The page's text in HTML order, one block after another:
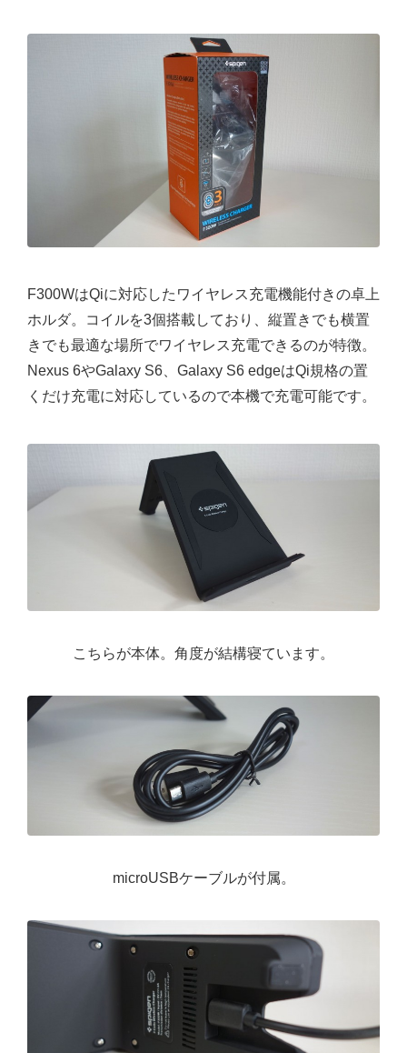
F300WはQiに対応したワイヤレス充電機能付きの卓上
ホルダ。コイルを3個搭載しており、縦置きでも横置
きでも最適な場所でワイヤレス充電できるのが特徴。
Nexus 6やGalaxy S6、Galaxy S6 edgeはQi規格の置
くだけ充電に対応しているので本機で充電可能です。
こちらが本体。角度が結構寝ています。
microUSBケーブルが付属。